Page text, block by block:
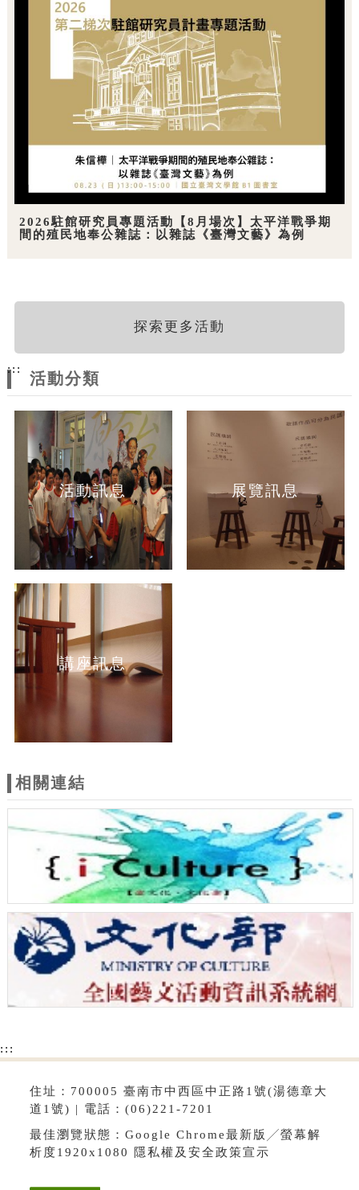
2026駐館研究員專題活動【8月場次】太平洋戰爭期
間的殖民地奉公雜誌：以雜誌《臺灣文藝》為例
探索更多活動
:::
活動分類
活動訊息 展覽訊息
講座訊息
相關連結
:::
住址：700005 臺南市中西區中正路1號(湯德章大
道1號) | 電話：(06)221-7201
最佳瀏覽狀態：Google Chrome最新版╱螢幕解
析度1920x1080 隱私權及安全政策宣示